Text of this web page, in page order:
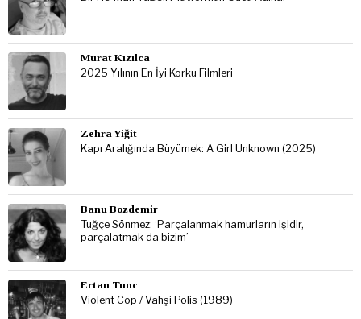
Murat Kızılca
2025 Yılının En İyi Korku Filmleri
Zehra Yiğit
Kapı Aralığında Büyümek: A Girl Unknown (2025)
Banu Bozdemir
Tuğçe Sönmez: ‘Parçalanmak hamurların işidir,
parçalatmak da bizim’
Ertan Tunc
Violent Cop / Vahşi Polis (1989)